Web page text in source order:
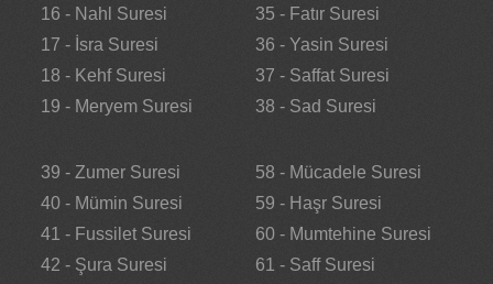
16 - Nahl Suresi
17 - İsra Suresi
18 - Kehf Suresi
19 - Meryem Suresi
35 - Fatır Suresi
36 - Yasin Suresi
37 - Saffat Suresi
38 - Sad Suresi
39 - Zumer Suresi
40 - Mümin Suresi
41 - Fussilet Suresi
42 - Şura Suresi
58 - Mücadele Suresi
59 - Haşr Suresi
60 - Mumtehine Suresi
61 - Saff Suresi